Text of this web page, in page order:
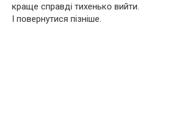
краще справді тихенько вийти.
І повернутися пізніше.